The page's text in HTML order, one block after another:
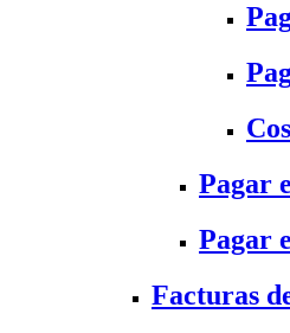
Pagar
Pagar
Facturas